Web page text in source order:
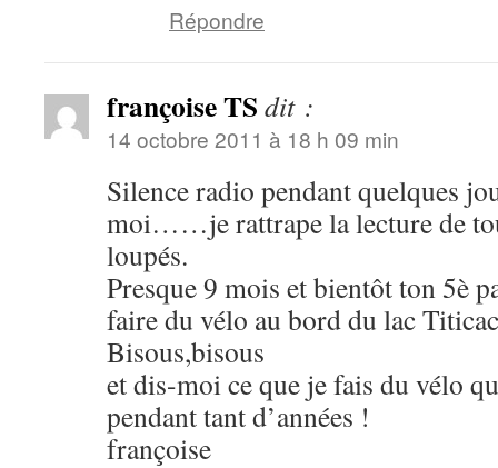
Répondre
françoise TS dit :
14 octobre 2011 à 18 h 09 min
Silence radio pendant quelques
moi……je rattrape la lecture de
loupés.
Presque 9 mois et bientôt ton 5è
faire du vélo au bord du lac
Bisous,bisous
et dis-moi ce que je fais du vélo
pendant tant d’années !
françoise